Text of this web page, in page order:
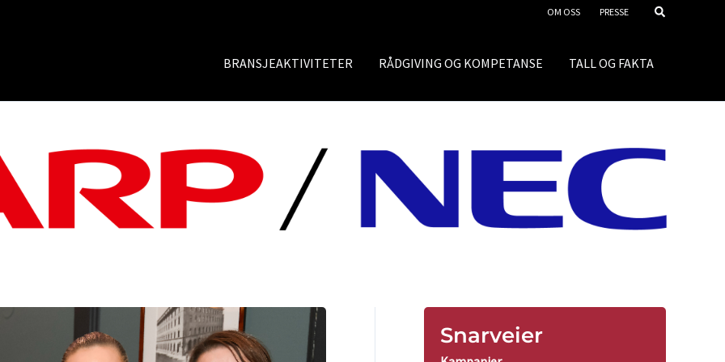
OM OSS PRESSE
BRANSJEAKTIVITETER RÅDGIVING OG KOMPETANSE TALL OG FAKTA
Snarveier